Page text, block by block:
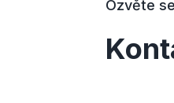
Ozvěte